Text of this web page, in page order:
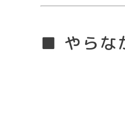
■ やらな